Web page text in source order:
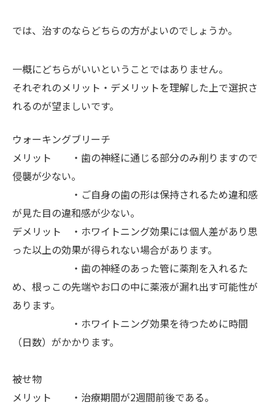
では、治すのならどちらの方がよいのでしょうか。
一概にどちらがいいということではありません。
それぞれのメリット・デメリットを理解した上で選択さ
れるのが望ましいです。
ウォーキングブリーチ
メリット ・歯の神経に通じる部分のみ削りますので
侵襲が少ない。
・ご自身の歯の形は保持されるため違和感
が見た目の違和感が少ない。
デメリット ・ホワイトニング効果には個人差があり思
った以上の効果が得られない場合があります。
・歯の神経のあった管に薬剤を入れるた
め、根っこの先端やお口の中に薬液が漏れ出す可能性が
あります。
・ホワイトニング効果を待つために時間
（日数）がかかります。
被せ物
メリット ・治療期間が2週間前後である。